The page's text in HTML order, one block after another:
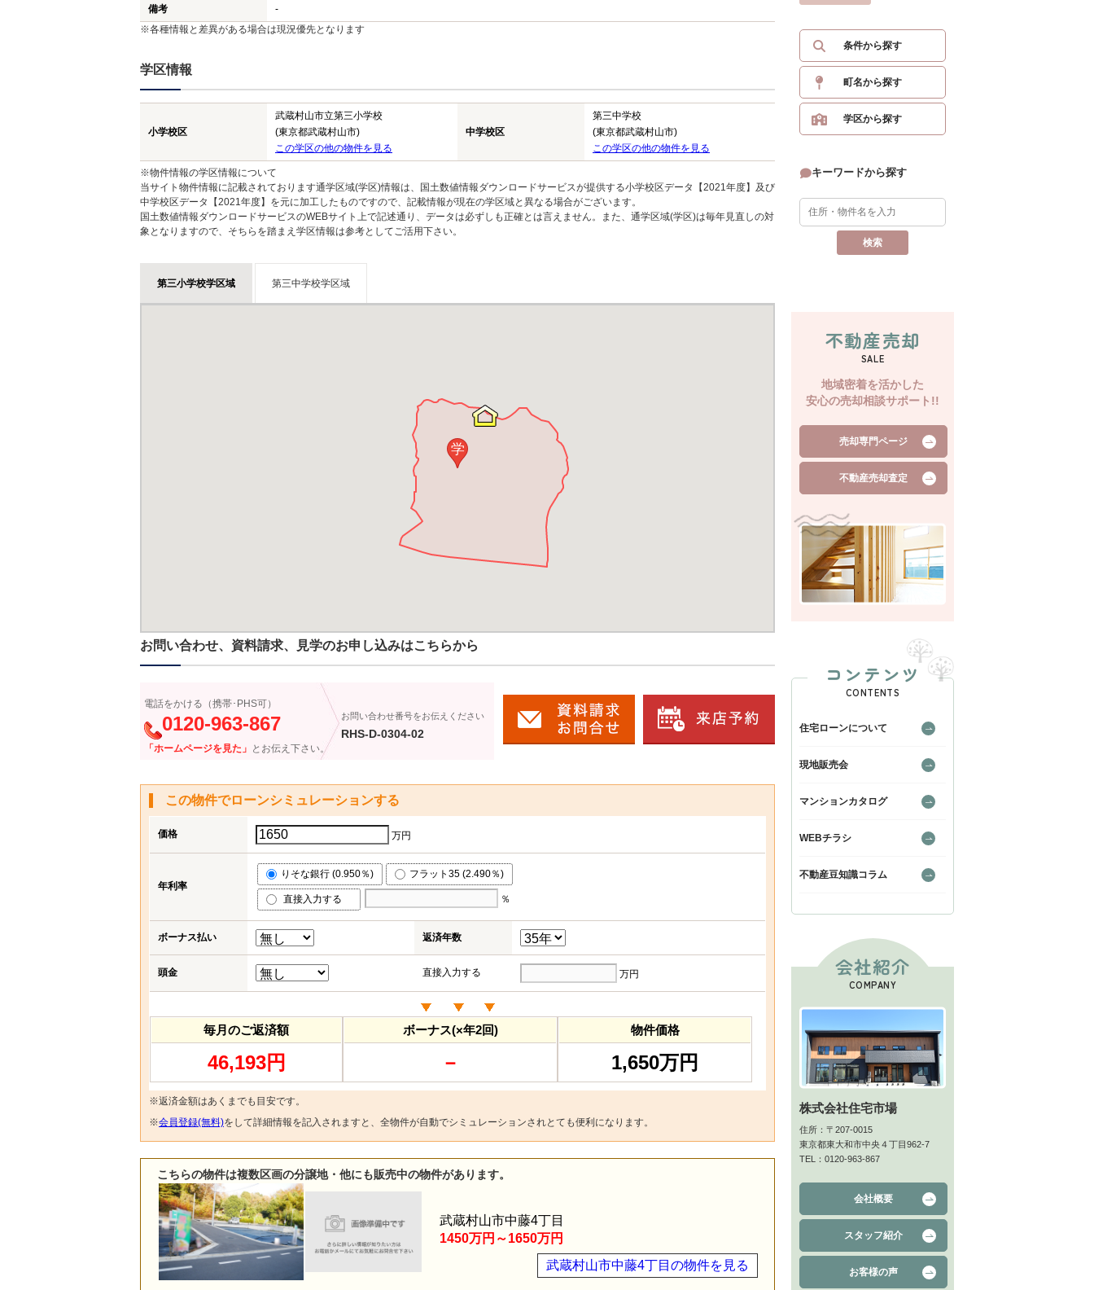
備考
-
※各種情報と差異がある場合は現況優先となります
学区情報
小学校区
武蔵村山市立第三小学校
(東京都武蔵村山市)
この学区の他の物件を見る
中学校区
第三中学校
(東京都武蔵村山市)
この学区の他の物件を見る
※物件情報の学区情報について
当サイト物件情報に記載されております通学区域(学区)情報は、国土数値情報ダウンロードサービスが提供する小学校区データ【2021年度】及び
中学校区データ【2021年度】を元に加工したものですので、記載情報が現在の学区域と異なる場合がございます。
国土数値情報ダウンロードサービスのWEBサイト上で記述通り、データは必ずしも正確とは言えません。また、通学区域(学区)は毎年見直しの対
象となりますので、そちらを踏まえ学区情報は参考としてご活用下さい。
第三小学校学区域 第三中学校学区域
学
お問い合わせ、資料請求、見学のお申し込みはこちらから
電話をかける（携帯･PHS可）
0120-963-867
「ホームページを見た」 とお伝え下さい。
お問い合わせ番号をお伝えください
RHS-D-0304-02
この物件でローンシミュレーションする
価格 万円
年利率
りそな銀行 (0.950％) フラット35 (2.490％)
直接入力する ％
ボーナス払い 返済年数
頭金 直接入力する 万円
毎月のご返済額
46,193円
ボーナス(×年2回)
－
物件価格
1,650万円
※返済金額はあくまでも目安です。
※会員登録(無料)をして詳細情報を記入されますと、全物件が自動でシミュレーションされとても便利になります。
こちらの物件は複数区画の分譲地・他にも販売中の物件があります。
武蔵村山市中藤4丁目の物件を見る
武蔵村山市中藤4丁目
1450万円～1650万円
条件から探す
町名から探す
学区から探す
キーワードから探す
不動産売却
SALE
地域密着を活かした
安心の売却相談サポート!!
売却専門ページ
不動産売却査定
コンテンツ
CONTENTS
住宅ローンについて
現地販売会
マンションカタログ
WEBチラシ
不動産豆知識コラム
会社紹介
COMPANY
株式会社住宅市場
住所：〒207-0015
東京都東大和市中央４丁目962-7
TEL：0120-963-867
会社概要
スタッフ紹介
お客様の声